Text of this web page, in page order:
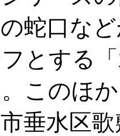
蛇口な
とする
このほ
垂水区